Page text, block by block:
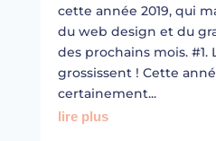
cette année 2019, qui
du web design et du
des prochains mois. #1.
grossissent ! Cette
certainement...
lire plus